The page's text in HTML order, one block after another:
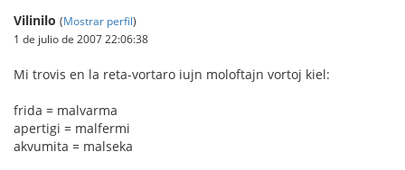
Vilinilo (Mostrar perfil)
1 de julio de 2007 22:06:38
Mi trovis en la reta-vortaro iujn moloftajn vortoj kiel:
frida = malvarma
apertigi = malfermi
akvumita = malseka